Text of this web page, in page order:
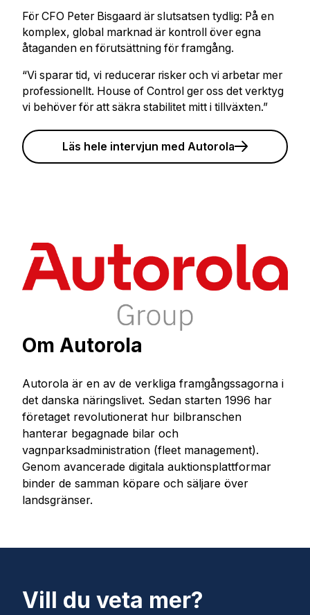
För CFO Peter Bisgaard är slutsatsen tydlig: På en
komplex, global marknad är kontroll över egna
åtaganden en förutsättning för framgång.
“Vi sparar tid, vi reducerar risker och vi arbetar mer
professionellt. House of Control ger oss det verktyg
vi behöver för att säkra stabilitet mitt i tillväxten.”
Läs hele intervjun med Autorola
Om Autorola
Autorola är en av de verkliga framgångssagorna i
det danska näringslivet. Sedan starten 1996 har
företaget revolutionerat hur bilbranschen
hanterar begagnade bilar och
vagnparksadministration (fleet management).
Genom avancerade digitala auktionsplattformar
binder de samman köpare och säljare över
landsgränser.
Vill du veta mer?